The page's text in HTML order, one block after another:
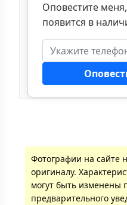
Оповестите
появится в
Фотографии на сайте
оригиналу.
могут быть изменены
предварительного